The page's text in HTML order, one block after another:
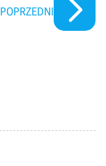
POPRZEDNI